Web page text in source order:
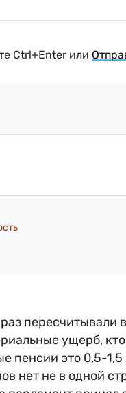
Ctrl+Enter или
пересчитывали
ущерб,
пенсии это 0,5-
нет не в одной